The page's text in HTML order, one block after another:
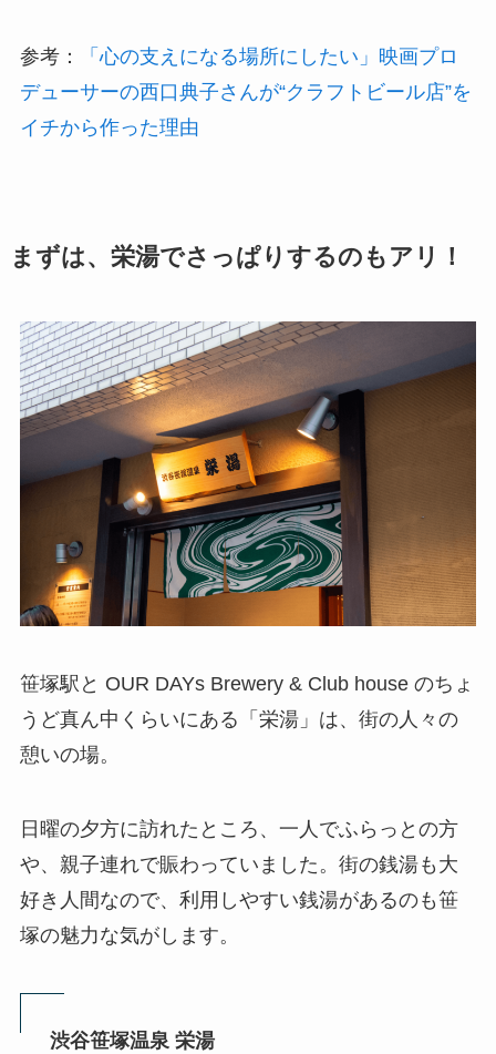
参考：
「心の支えになる場所にしたい」映画プロ
デューサーの西口典子さんが“クラフトビール店”を
イチから作った理由
まずは、栄湯でさっぱりするのもアリ！
笹塚駅と OUR DAYs Brewery & Club house のちょ
うど真ん中くらいにある「栄湯」は、街の人々の
憩いの場。
日曜の夕方に訪れたところ、一人でふらっとの方
や、親子連れで賑わっていました。街の銭湯も大
好き人間なので、利用しやすい銭湯があるのも笹
塚の魅力な気がします。
渋谷笹塚温泉 栄湯